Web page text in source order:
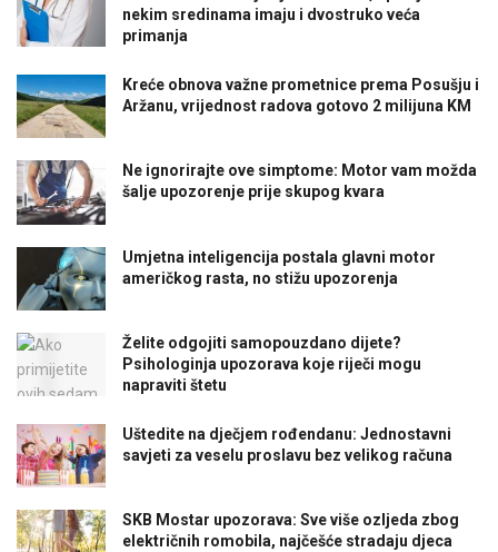
nekim sredinama imaju i dvostruko veća
primanja
Kreće obnova važne prometnice prema Posušju i
Aržanu, vrijednost radova gotovo 2 milijuna KM
Ne ignorirajte ove simptome: Motor vam možda
šalje upozorenje prije skupog kvara
Umjetna inteligencija postala glavni motor
američkog rasta, no stižu upozorenja
Želite odgojiti samopouzdano dijete?
Psihologinja upozorava koje riječi mogu
napraviti štetu
Uštedite na dječjem rođendanu: Jednostavni
savjeti za veselu proslavu bez velikog računa
SKB Mostar upozorava: Sve više ozljeda zbog
električnih romobila, najčešće stradaju djeca